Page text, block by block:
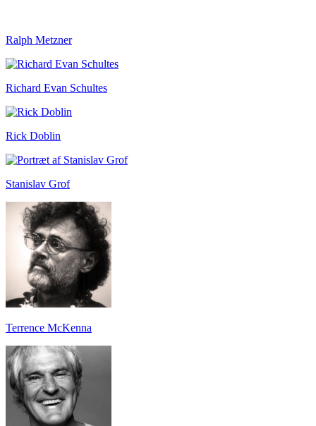
Ralph Metzner
Richard Evan Schultes
Rick Doblin
Stanislav Grof
Terrence McKenna